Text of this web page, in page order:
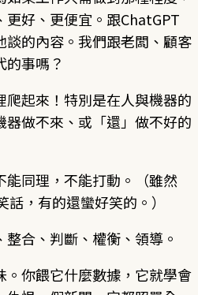
好、更便宜。跟ChatGPT
談的內容。我們跟老闆、顧客
的事嗎？
起來！特別是在人與機器的
做不來、或「還」做不好的
同理，不能打動。（雖然
話，有的還蠻好笑的。）
合、判斷、權衡、領導。
。你餵它什麼數據，它就學會